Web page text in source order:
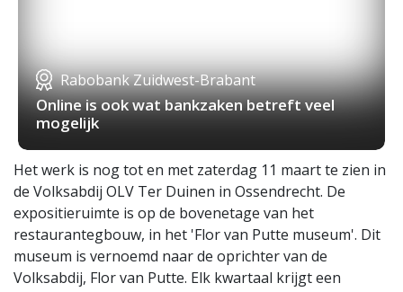
Rabobank Zuidwest-Brabant
Online is ook wat bankzaken betreft veel
mogelijk
Het werk is nog tot en met zaterdag 11 maart te zien in
de Volksabdij OLV Ter Duinen in Ossendrecht. De
expositieruimte is op de bovenetage van het
restaurantegbouw, in het 'Flor van Putte museum'. Dit
museum is vernoemd naar de oprichter van de
Volksabdij, Flor van Putte. Elk kwartaal krijgt een